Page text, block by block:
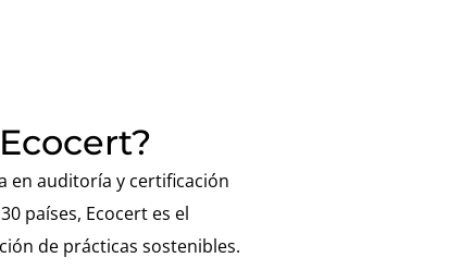
en auditoría y certificación
países, Ecocert es el
de prácticas sostenibles.